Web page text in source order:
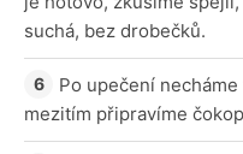
suchá, bez drobečků.
Po upečení
mezitím připravíme